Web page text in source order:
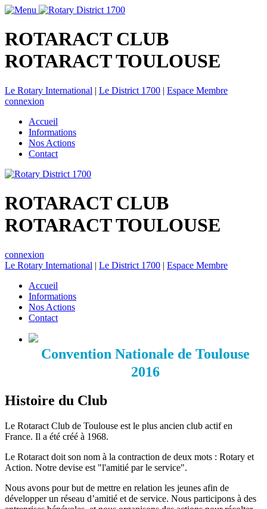
ROTARACT CLUB
ROTARACT TOULOUSE
Le Rotary International | Le District 1700 | Espace Membre
connexion
Accueil
Informations
Nos Actions
Contact
ROTARACT CLUB
ROTARACT TOULOUSE
connexion
Le Rotary International | Le District 1700 | Espace Membre
Accueil
Informations
Nos Actions
Contact
Convention Nationale de Toulouse
2016
Histoire du Club
Le Rotaract Club de Toulouse est le plus ancien club actif en
France. Il a été créé à 1968.
Le Rotaract doit son nom à la contraction de deux mots : Rotary et
Action. Notre devise est "l'amitié par le service".
Nous avons pour but de mettre en relation les jeunes afin de
développer un réseau d’amitié et de service. Nous participons à des